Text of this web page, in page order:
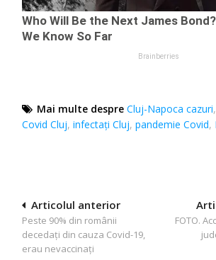
Mai multe despre Cluj-Napoca cazuri
Covid Cluj,infectați Cluj,pandemie Covid,
Navigare
în
articole
FOTO.
Articolul anterior
Peste 90% din românii
decedați din cauza Covid-19,
erau nevaccinați